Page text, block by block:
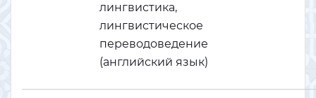
лингвистика,
лингвистическое
переводоведение
(английский язык)